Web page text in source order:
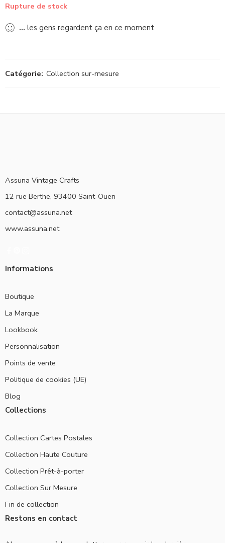
Rupture de stock
... les gens regardent ça en ce moment
Catégorie: Collection sur-mesure
Assuna Vintage Crafts
12 rue Berthe, 93400 Saint-Ouen
contact@assuna.net
www.assuna.net
Informations
Boutique
La Marque
Lookbook
Personnalisation
Points de vente
Politique de cookies (UE)
Blog
Collections
Collection Cartes Postales
Collection Haute Couture
Collection Prêt-à-porter
Collection Sur Mesure
Fin de collection
Restons en contact